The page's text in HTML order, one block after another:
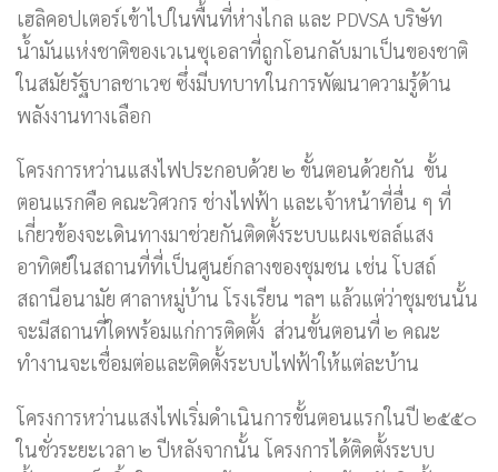
เฮลิคอปเตอร์เข้าไปในพื้นที่ห่างไกล และ PDVSA บริษัท
น้ำมันแห่งชาติของเวเนซุเอลาที่ถูกโอนกลับมาเป็นของชาติ
ในสมัยรัฐบาลชาเวซ ซึ่งมีบทบาทในการพัฒนาความรู้ด้าน
พลังงานทางเลือก
โครงการหว่านแสงไฟประกอบด้วย ๒ ขั้นตอนด้วยกัน ขั้น
ตอนแรกคือ คณะวิศวกร ช่างไฟฟ้า และเจ้าหน้าที่อื่น ๆ ที่
เกี่ยวข้องจะเดินทางมาช่วยกันติดตั้งระบบแผงเซลล์แสง
อาทิตย์ในสถานที่ที่เป็นศูนย์กลางของชุมชน เช่น โบสถ์
สถานีอนามัย ศาลาหมู่บ้าน โรงเรียน ฯลฯ แล้วแต่ว่าชุมชนนั้น
จะมีสถานที่ใดพร้อมแก่การติดตั้ง ส่วนขั้นตอนที่ ๒ คณะ
ทำงานจะเชื่อมต่อและติดตั้งระบบไฟฟ้าให้แต่ละบ้าน
โครงการหว่านแสงไฟเริ่มดำเนินการขั้นตอนแรกในปี ๒๕๕๐
ในชั่วระยะเวลา ๒ ปีหลังจากนั้น โครงการได้ติดตั้งระบบ